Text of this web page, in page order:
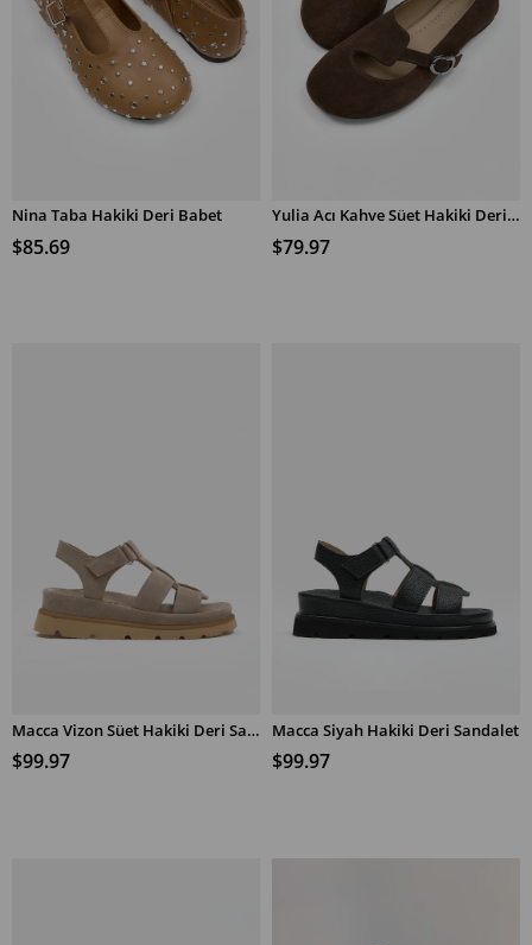
SEPETE EKLE
Nina Taba Hakiki Deri Babet
$85.69
SEPETE EKLE Yulia Acı Kahve Süet Hakiki Deri Babet
$79.97
SEPETE EKLE Macca Vizon Süet Hakiki Deri Sandalet
$99.97
SEPETE EKLE
Macca Siyah Hakiki Deri Sandalet
$99.97